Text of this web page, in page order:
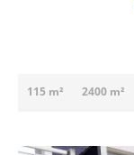
115 m² 2400 m²